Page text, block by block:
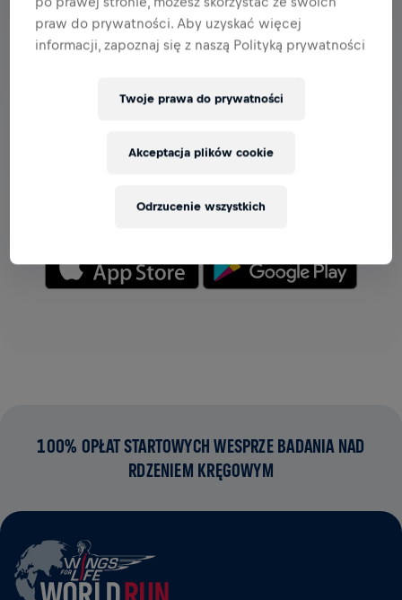
śledź swoje wyniki i ciesz się razem z innymi.
100% OPŁAT STARTOWYCH WESPRZE BADANIA NAD
RDZENIEM KRĘGOWYM
praw do prywatności. Aby uzyskać więcej
informacji, zapoznaj się z naszą Polityką prywatności
Twoje prawa do prywatności
Odrzucenie wszystkich
Akceptacja plików cookie